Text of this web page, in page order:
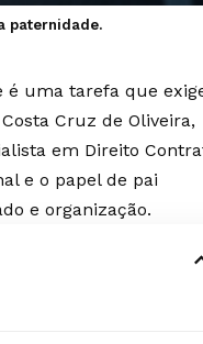
paternidade.
é uma tarefa que
Cruz de Oliveira,
em Direito
e o papel de pai
e organização.